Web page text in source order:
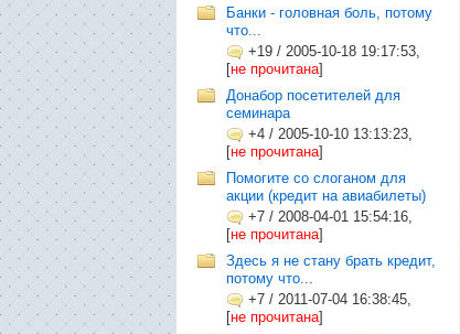
Банки - головная боль, потому
что...
+19 / 2005-10-18 19:17:53,
[не прочитана]
Донабор посетителей для
семинара
+4 / 2005-10-10 13:13:23,
[не прочитана]
Помогите со слоганом для
акции (кредит на авиабилеты)
+7 / 2008-04-01 15:54:16,
[не прочитана]
Здесь я не стану брать кредит,
потому что...
+7 / 2011-07-04 16:38:45,
[не прочитана]